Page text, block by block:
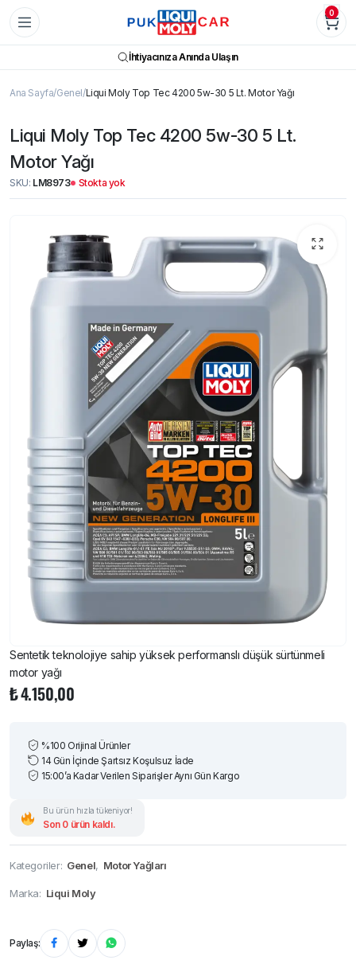
0
İhtiyacınıza Anında Ulaşın
Ana Sayfa Genel Liqui Moly Top Tec 4200 5w-30 5 Lt. Motor Yağı
Liqui Moly Top Tec 4200 5w-30 5 Lt.
Motor Yağı
SKU: LM8973 Stokta yok
Sentetik teknolojiye sahip yüksek performanslı düşük sürtünmeli
motor yağı
₺4.150,00
%100 Orijinal Ürünler
14 Gün İçinde Şartsız Koşulsuz İade
15:00’a Kadar Verilen Siparişler Aynı Gün Kargo
Bu ürün hızla tükeniyor!
Son 0 ürün kaldı.
Kategoriler: Genel, Motor Yağları
Marka: Liqui Moly
Paylaş: